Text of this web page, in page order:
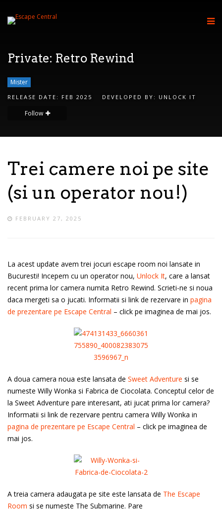
Private: Retro Rewind
Mister
RELEASE DATE: FEB 2025 DEVELOPED BY: UNLOCK IT
Follow
Trei camere noi pe site
(si un operator nou!)
FEBRUARY 27, 2025
La acest update avem trei jocuri escape room noi lansate in
Bucuresti! Incepem cu un operator nou, Unlock It, care a lansat
recent prima lor camera numita Retro Rewind. Scrieti-ne si noua
daca mergeti sa o jucati. Informatii si link de rezervare in pagina
de prezentare pe Escape Central – click pe imaginea de mai jos.
A doua camera noua este lansata de Sweet Adventure si se
numeste Willy Wonka si Fabrica de Ciocolata. Conceptul celor de
la Sweet Adventure pare interesant, ati jucat prima lor camera?
Informatii si link de rezervare pentru camera Willy Wonka in
pagina de prezentare pe Escape Central – click pe imaginea de
mai jos.
A treia camera adaugata pe site este lansata de The Escape
Room si se numeste The Submarine. Pare